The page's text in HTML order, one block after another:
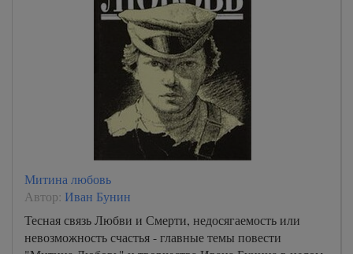
Митина любовь
Автор: Иван Бунин
Тесная связь Любви и Смерти, недосягаемость или
невозможность счастья - главные темы повести